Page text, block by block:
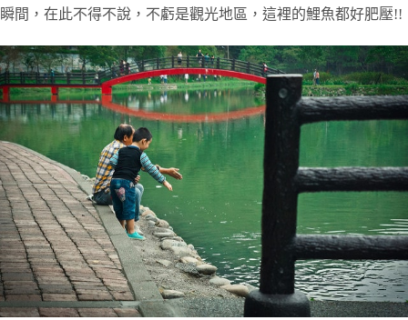
瞬間，在此不得不說，不虧是觀光地區，這裡的鯉魚都好肥壓!!